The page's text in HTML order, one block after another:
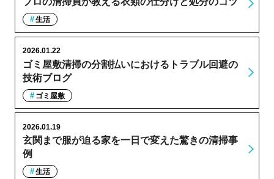
生活
ゴミ屋敷清掃の分割払いにおけるトラブル回避の
技術ブログ
2026.01.22
ゴミ屋敷
玄関まで服が迫る家を一日で変えた驚きの清掃事
例
2026.01.19
生活